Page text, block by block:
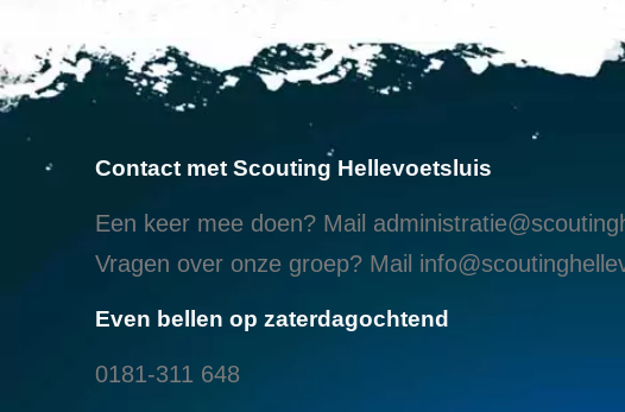
Contact met Scouting Hellevoetsluis
Een keer mee doen? Mail
Vragen over onze groep? Mail
Even bellen op zaterdagochtend
0181-311 648